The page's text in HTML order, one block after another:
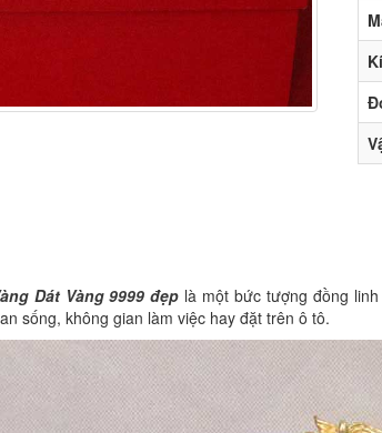
Dát Vàng 9999 đẹp là một bức tượng đồng
sống, không gian làm việc hay đặt trên ô tô.